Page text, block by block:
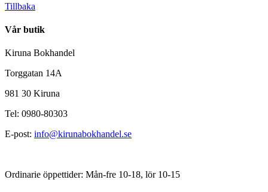
Tillbaka
Vår butik
Kiruna Bokhandel
Torggatan 14A
981 30 Kiruna
Tel: 0980-80303
E-post: info@kirunabokhandel.se
Ordinarie öppettider: Mån-fre 10-18, lör 10-15